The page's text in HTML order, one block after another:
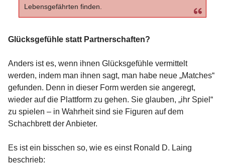
Lebensgefährten finden.
Glücksgefühle statt Partnerschaften?
Anders ist es, wenn ihnen Glücksgefühle vermittelt
werden, indem man ihnen sagt, man habe neue „Matches“
gefunden. Denn in dieser Form werden sie angeregt,
wieder auf die Plattform zu gehen. Sie glauben, „ihr Spiel“
zu spielen – in Wahrheit sind sie Figuren auf dem
Schachbrett der Anbieter.
Es ist ein bisschen so, wie es einst Ronald D. Laing
beschrieb: